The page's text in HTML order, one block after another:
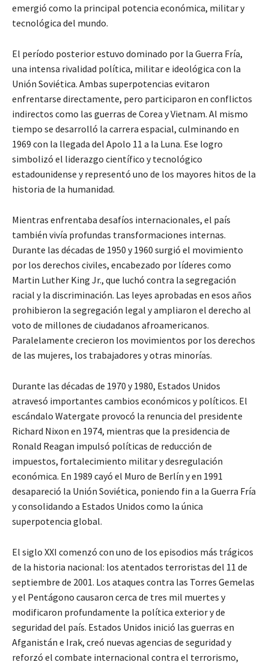
emergió como la principal potencia económica, militar y
tecnológica del mundo.
El período posterior estuvo dominado por la Guerra Fría,
una intensa rivalidad política, militar e ideológica con la
Unión Soviética. Ambas superpotencias evitaron
enfrentarse directamente, pero participaron en conflictos
indirectos como las guerras de Corea y Vietnam. Al mismo
tiempo se desarrolló la carrera espacial, culminando en
1969 con la llegada del Apolo 11 a la Luna. Ese logro
simbolizó el liderazgo científico y tecnológico
estadounidense y representó uno de los mayores hitos de la
historia de la humanidad.
Mientras enfrentaba desafíos internacionales, el país
también vivía profundas transformaciones internas.
Durante las décadas de 1950 y 1960 surgió el movimiento
por los derechos civiles, encabezado por líderes como
Martin Luther King Jr., que luchó contra la segregación
racial y la discriminación. Las leyes aprobadas en esos años
prohibieron la segregación legal y ampliaron el derecho al
voto de millones de ciudadanos afroamericanos.
Paralelamente crecieron los movimientos por los derechos
de las mujeres, los trabajadores y otras minorías.
Durante las décadas de 1970 y 1980, Estados Unidos
atravesó importantes cambios económicos y políticos. El
escándalo Watergate provocó la renuncia del presidente
Richard Nixon en 1974, mientras que la presidencia de
Ronald Reagan impulsó políticas de reducción de
impuestos, fortalecimiento militar y desregulación
económica. En 1989 cayó el Muro de Berlín y en 1991
desapareció la Unión Soviética, poniendo fin a la Guerra Fría
y consolidando a Estados Unidos como la única
superpotencia global.
El siglo XXI comenzó con uno de los episodios más trágicos
de la historia nacional: los atentados terroristas del 11 de
septiembre de 2001. Los ataques contra las Torres Gemelas
y el Pentágono causaron cerca de tres mil muertes y
modificaron profundamente la política exterior y de
seguridad del país. Estados Unidos inició las guerras en
Afganistán e Irak, creó nuevas agencias de seguridad y
reforzó el combate internacional contra el terrorismo,